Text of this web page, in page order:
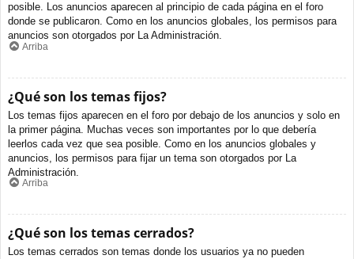
posible. Los anuncios aparecen al principio de cada página en el foro
donde se publicaron. Como en los anuncios globales, los permisos para
anuncios son otorgados por La Administración.
Arriba
¿Qué son los temas fijos?
Los temas fijos aparecen en el foro por debajo de los anuncios y solo en
la primer página. Muchas veces son importantes por lo que debería
leerlos cada vez que sea posible. Como en los anuncios globales y
anuncios, los permisos para fijar un tema son otorgados por La
Administración.
Arriba
¿Qué son los temas cerrados?
Los temas cerrados son temas donde los usuarios ya no pueden